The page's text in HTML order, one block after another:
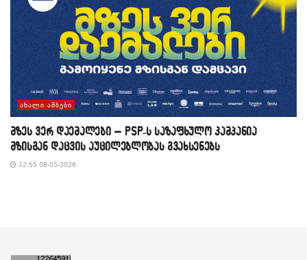
ᲐᲮᲐᲚᲘ ᲐᲛᲑᲔᲑᲘ
მზეს ვერ დაემალები – PSP-ს საზაფხულო კამპანია
მზისგან დაცვის აუცილებლობას გვახსენებს
12:55 08-05-2026